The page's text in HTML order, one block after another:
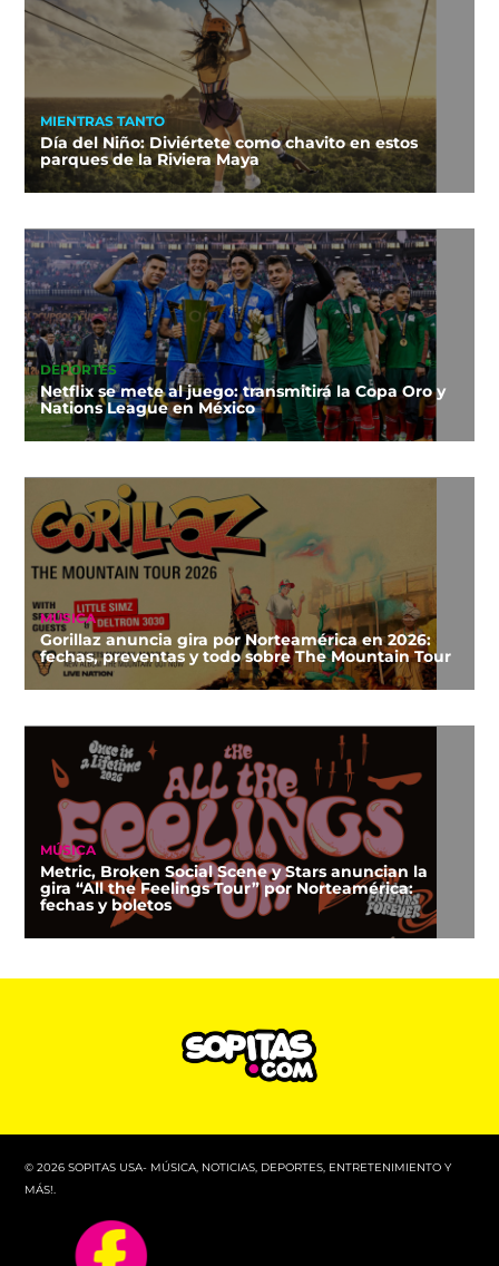
MIENTRAS TANTO
Día del Niño: Diviértete como chavito en estos
parques de la Riviera Maya
DEPORTES
Netflix se mete al juego: transmitirá la Copa Oro y
Nations League en México
MÚSICA
Gorillaz anuncia gira por Norteamérica en 2026:
fechas, preventas y todo sobre The Mountain Tour
MÚSICA
Metric, Broken Social Scene y Stars anuncian la
gira “All the Feelings Tour” por Norteamérica:
fechas y boletos
© 2026 SOPITAS USA- MÚSICA, NOTICIAS, DEPORTES, ENTRETENIMIENTO Y
MÁS!.